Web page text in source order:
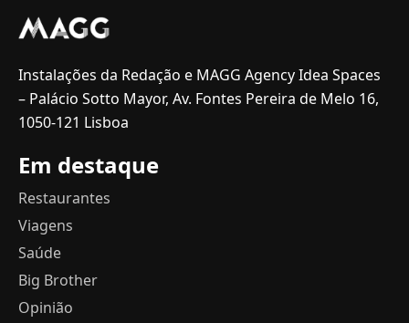
Instalações da Redação e MAGG Agency Idea Spaces
– Palácio Sotto Mayor, Av. Fontes Pereira de Melo 16,
1050-121 Lisboa
Em destaque
Restaurantes
Viagens
Saúde
Big Brother
Opinião